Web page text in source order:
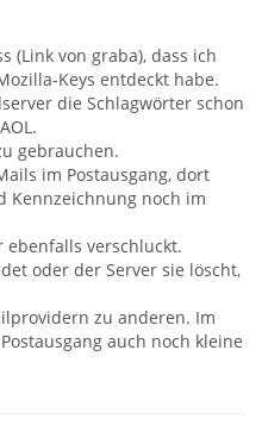
(Link von graba), dass ich
Keys entdeckt habe.
die Schlagwörter schon
gebrauchen.
im Postausgang, dort
Kennzeichnung noch im
ebenfalls verschluckt.
oder der Server sie löscht,
zu anderen. Im
auch noch kleine